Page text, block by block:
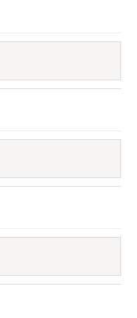
ることはいたし
範囲において、
保護契約等の措
れないよう、適